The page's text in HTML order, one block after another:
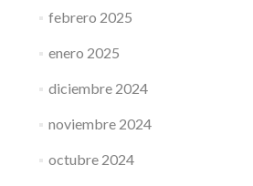
febrero 2025
enero 2025
diciembre 2024
noviembre 2024
octubre 2024